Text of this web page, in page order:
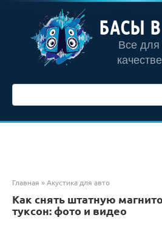
контенту
БАСЫ
Все
Главная »Акустика для авто
Как снять штатную
туксон: фото и видео